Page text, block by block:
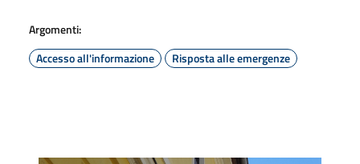
Argomenti:
Accesso all'informazione
Risposta alle emergenze